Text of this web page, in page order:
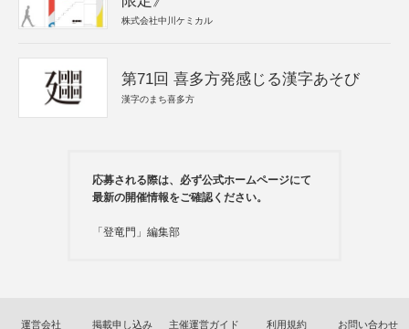
株式会社中川ケミカル
第71回 喜多方発感じる漢字あそび
漢字のまち喜多方
応募される際は、必ず公式ホームページにて
最新の開催情報をご確認ください。
「登竜門」編集部
運営会社 掲載申し込み 主催運営ガイド 利用規約 お問い合わせ